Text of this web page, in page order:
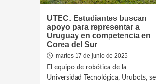
UTEC: Estudiantes buscan
apoyo para representar a
Uruguay en competencia en
Corea del Sur
martes 17 de junio de 2025
El equipo de robótica de la
Universidad Tecnológica, Urubots, se